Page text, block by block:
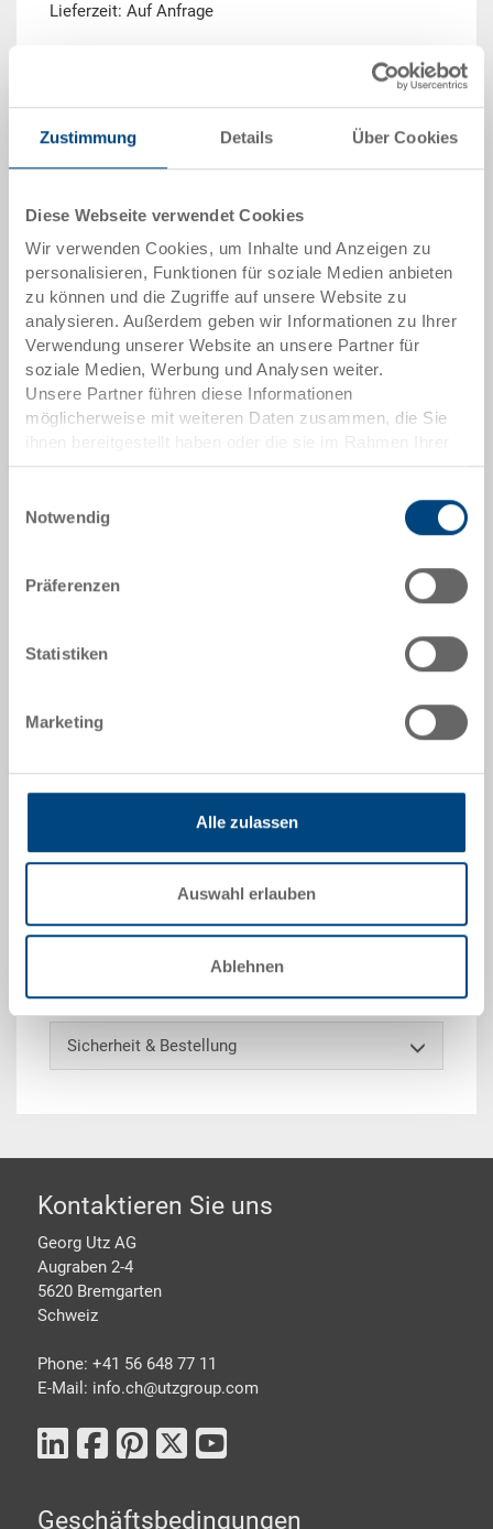
Zustimmung Details Über Cookies
Diese Webseite verwendet Cookies
Wir verwenden Cookies, um Inhalte und Anzeigen zu
personalisieren, Funktionen für soziale Medien anbieten
zu können und die Zugriffe auf unsere Website zu
analysieren. Außerdem geben wir Informationen zu Ihrer
Verwendung unserer Website an unsere Partner für
soziale Medien, Werbung und Analysen weiter.
Unsere Partner führen diese Informationen
möglicherweise mit weiteren Daten zusammen, die Sie
Nutzung der Dienste gesammelt haben.
Notwendig
Präferenzen
Statistiken
Marketing
Alle zulassen
Auswahl erlauben
Ablehnen
Lieferzeit: Auf Anfrage
Mindestbestellmenge: 1000 Stück
Artikeldaten
Bestellnummer
3-939-42 EL.0170
Aussenmasse:
139 x 89 x 99 mm
Grösse:
Farbe:
10^4 -10^10 Ohm, schwarz, Grösse 1/16, aussen
139x89x99 mm, innen 126x76x93 mm, Entnahmegriff
Sonderanfertigungen - Unser Spezialgebiet
Sicherheit & Bestellung
Footer
Kontaktieren Sie uns
Georg Utz AG
Augraben 2-4
5620 Bremgarten
Schweiz
Phone: +41 56 648 77 11
E-Mail: info.ch@utzgroup.com
Geschäftsbedingungen